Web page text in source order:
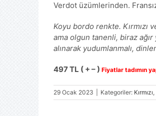
Verdot üzümlerinden.
Koyu bordo renkte. Kırmızı
ama olgun tanenli, biraz ağır
alınarak yudumlanmalı,
497 TL ( + – ) Fiyatlar tadımın
29 Ocak 2023 Kategoriler: Kırmızı,